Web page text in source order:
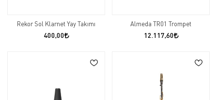
Rekor Sol Klarnet Yay Takımı
400,00
Almeda TR01 Trompet
12.117,60